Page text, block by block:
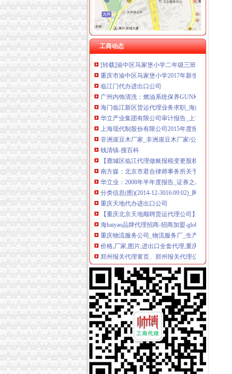
工商动态
重庆市渝中区马家堡小学附近住宿
重庆市渝中区-文章详细页
电子察上岗一个月渝中区马家堡路段变通畅重庆
重庆市渝中区马家堡小学介绍_简介-马家堡小学
[转载]渝中区马家堡小学二年级三班二单元复习资
重庆市渝中区马家堡小学2017年新生招生通告！_
临江门代办进出口公司
广州内饰清洗：燃油系统保养GUNKM2616-油箱
海门临江新区货运代理业务求职_海门临江新区货
华立产业集团有限公司审计报告_上市公司_新浪
上海现代制股份有限公司2015年度报告摘要_新浪
非洲崖豆木厂家_非洲崖豆木厂家/公司-阿里巴巴
钱清镇-搜百科
【鹿城区临江代理做账报税变更股权上门服务的
南方媒：北京市君合律师事务所关于南方出版媒
华立业：2008年半年度报告_证券之星
分类信息(图)(2014-12-3016:09:02)_网易新闻
重庆天地代办进出口公司
【重庆北京天地顺聘货运代理公司】网点,地址,电
海haiyao品牌代理招商-招商加盟-globrand（全球
重庆物流服务公司_物流服务厂_生产厂家企业公司
价格,厂家,图片,进出口全套代理,重庆市金利国际
郑州报关代理黄页、郑州报关代理公司名录、郑
比利时PP保险杠进口清关代理公司|如何操作_云同
重庆地铁隧道项目引进盾构机设备招标报关代理
关于公布国际货物运输代理企业名单的通知-法规
专业代理DHL出口到尼泊尔空运到尼泊尔EMS可
中原地产免中介费家代理“重庆瑞安天地”-房产新
朝天门代办进出口公司
【2014年重庆市名瑞服饰连锁有限公司新招聘信
代办3000万公司执照转让代办3000万公司业务的
重庆蝶丽人贸易有限公司2017新招聘信息_电话_
重庆重庆西源商标代理有限公司附近酒店【携程
春装出口白板朝天门老板喊急-资讯中心-中国服装